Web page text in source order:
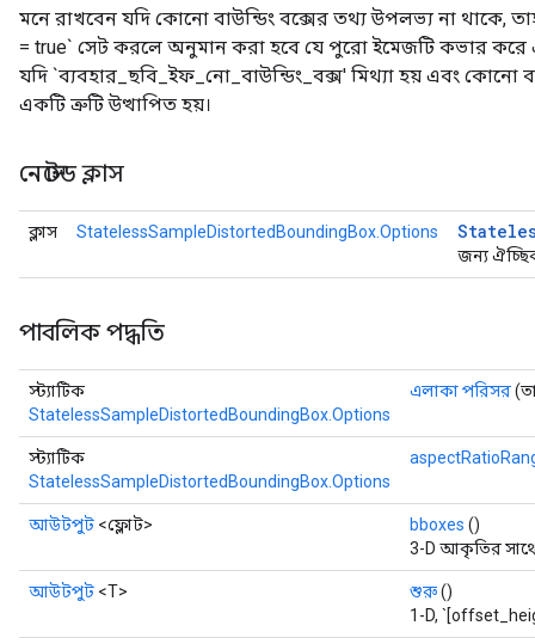
মনে রাখবেন যদি কোনো বাউন্ডিং বক্সের তথ্য উপলভ্য না থাকে,
= true` সেট করলে অনুমান করা হবে যে পুরো ইমেজটি কভার করে
যদি `ব্যবহার_ছবি_ইফ_নো_বাউন্ডিং_বক্স' মিথ্যা হয় এবং কোনো
একটি ত্রুটি উত্থাপিত হয়।
নেস্টেড ক্লাস
ক্লাস StatelessSampleDistortedBoundingBox.Options
জন্য
পাবলিক পদ্ধতি
স্ট্যাটিক
StatelessSampleDistortedBoundingBox.Options
এলাকা পরিসর
স্ট্যাটিক
StatelessSampleDistortedBoundingBox.Options
আউটপুট <ফ্লোট> bboxes ()
3-D আকৃতির সাথে
আউটপুট <T> শুরু()
1-D,